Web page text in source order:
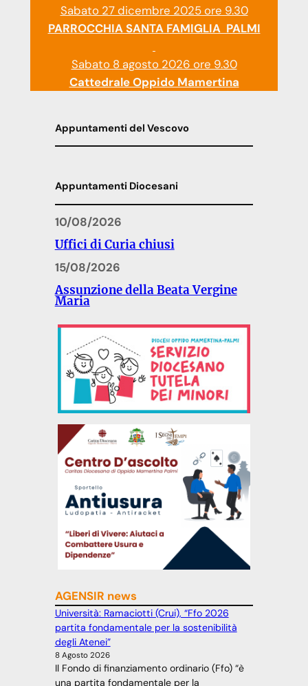
Sabato 27 dicembre 2025 ore 9.30
PARROCCHIA SANTA FAMIGLIA PALMI
Sabato 8 agosto 2026 ore 9.30
Cattedrale Oppido Mamertina
Appuntamenti del Vescovo
Appuntamenti Diocesani
10/08/2026
Uffici di Curia chiusi
15/08/2026
Assunzione della Beata Vergine
Maria
AGENSIR news
Università: Ramaciotti (Crui), “Ffo 2026
partita fondamentale per la sostenibilità
degli Atenei”
8 Agosto 2026
Il Fondo di finanziamento ordinario (Ffo) “è
una partita fondamentale per la